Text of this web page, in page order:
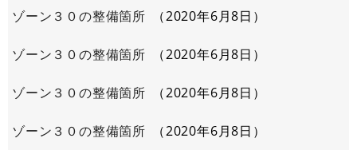
ゾーン３０の整備箇所 2020年6月8日
ゾーン３０の整備箇所 2020年6月8日
ゾーン３０の整備箇所 2020年6月8日
ゾーン３０の整備箇所 2020年6月8日